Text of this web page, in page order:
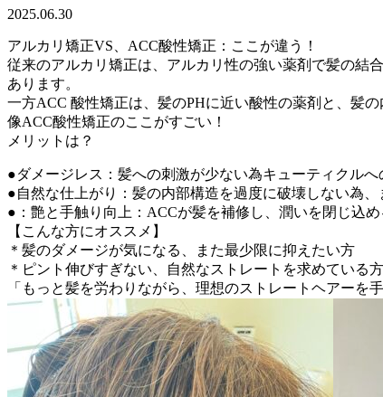
2025.06.30
アルカリ矯正VS、ACC酸性矯正：ここが違う！
従来のアルカリ矯正は、アルカリ性の強い薬剤で髪の結
あります。
一方ACC 酸性矯正は、髪のPHに近い酸性の薬剤と、髪
像ACC酸性矯正のここがすごい！
メリットは？
●ダメージレス：髪への刺激が少ない為キューティクル
●自然な仕上がり：髪の内部構造を過度に破壊しない為
●：艶と手触り向上：ACCが髪を補修し、潤いを閉じ込
【こんな方にオススメ】
＊髪のダメージが気になる、また最少限に抑えたい方
＊ピント伸びすぎない、自然なストレートを求めている方
「もっと髪を労わりながら、理想のストレートヘアー